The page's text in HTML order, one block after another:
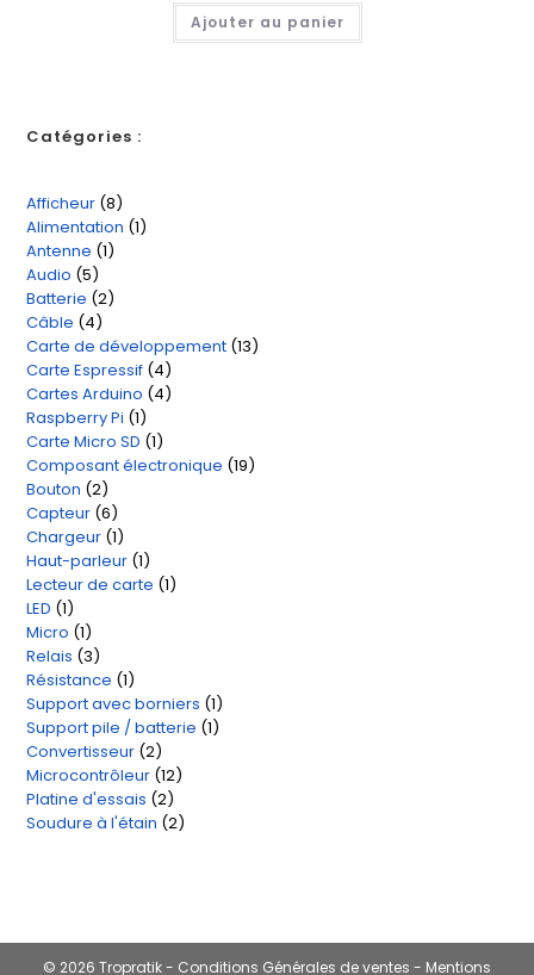
Ajouter au panier
Catégories :
Afficheur 88
produits
Alimentation 11
Antenne 11
Audio 55
produits
Batterie 22
Câble 44
produits
Carte de développement 1313
Carte Espressif 44
produits
Cartes Arduino 44
Raspberry Pi 11
produit
Carte Micro SD 11
produit
Composant électronique 1919
Bouton 22
produits
Capteur 66
produits
Chargeur 11
produit
Haut-parleur 11
produit
Lecteur de carte 11
LED 11
produit
Micro 11
produit
Relais 33
produits
Résistance 11
produit
Support avec borniers 11
produit
Support pile / batterie 11
Convertisseur 22
produits
Microcontrôleur 1212
Platine d'essais 22
produits
Soudure à l'étain 22
© 2026 Tropratik - Conditions Générales de ventes - Mentions